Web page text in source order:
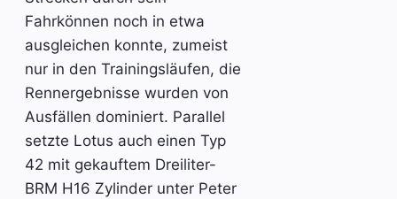
Fahrkönnen noch in etwa
ausgleichen konnte, zumeist
nur in den Trainingsläufen, die
Rennergebnisse wurden von
Ausfällen dominiert. Parallel
setzte Lotus auch einen Typ
42 mit gekauftem Dreiliter-
BRM H16 Zylinder unter Peter